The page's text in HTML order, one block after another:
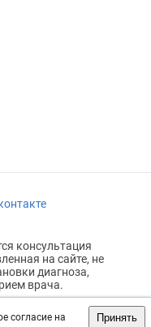
согласие на
Принять
консультация
на сайте, не
диагноза,
врача.